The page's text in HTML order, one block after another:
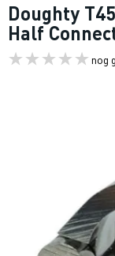
Doughty
Half
nog